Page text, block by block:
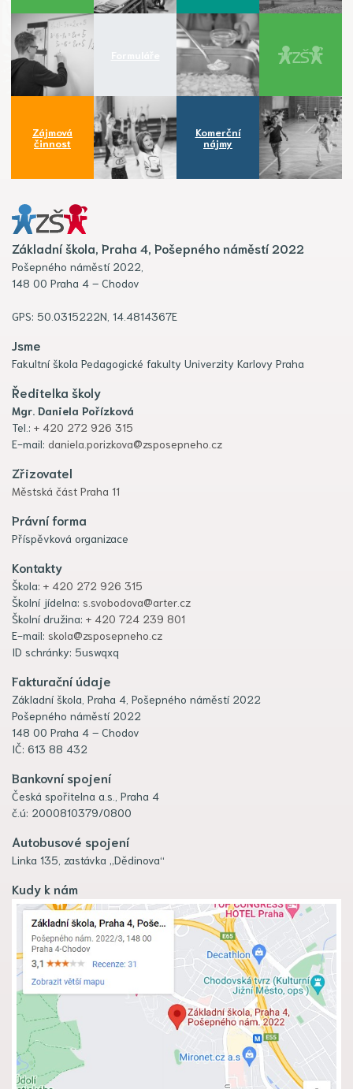
Zájmová
činnost
Komerční
nájmy
Základní škola, Praha 4, Pošepného náměstí 2022
Pošepného náměstí 2022,
148 00 Praha 4 – Chodov
GPS: 50.0315222N, 14.4814367E
Jsme
Fakultní škola Pedagogické fakulty Univerzity Karlovy Praha
Ředitelka školy
Mgr. Daniela Pořízková
Tel.: + 420 272 926 315
E-mail: daniela.porizkova@zsposepneho.cz
Zřizovatel
Městská část Praha 11
Právní forma
Příspěvková organizace
Kontakty
Škola: + 420 272 926 315
Školní jídelna: s.svobodova@arter.cz
Školní družina: + 420 724 239 801
E-mail: skola@zsposepneho.cz
ID schránky: 5uswqxq
Fakturační údaje
Základní škola, Praha 4, Pošepného náměstí 2022
Pošepného náměstí 2022
148 00 Praha 4 – Chodov
IČ: 613 88 432
Bankovní spojení
Česká spořitelna a.s., Praha 4
č.ú: 2000810379/0800
Autobusové spojení
Linka 135, zastávka „Dědinova“
Kudy k nám